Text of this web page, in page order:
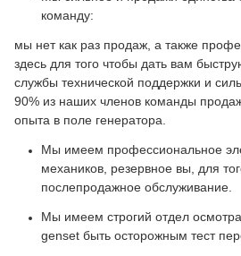
команду:
мы нет как раз продаж, а также
здесь для того чтобы дать вам
службы технической поддержки и
90% из наших членов команды
опыта в поле генератора.
Мы имеем профессиональное
механиков, резервное вы, для
послепродажное обслуживание.
Мы имеем строгий отдел
genset быть осторожным тест